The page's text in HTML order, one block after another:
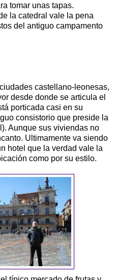
tomar unas tapas.
la catedral vale la pena
del antiguo campamento
castellano-leonesas,
desde donde se articula el
porticada casi en su
consistorio que preside la
Aunque sus viviendas no
Ultimamente va siendo
hotel que la verdad vale la
como por su estilo.